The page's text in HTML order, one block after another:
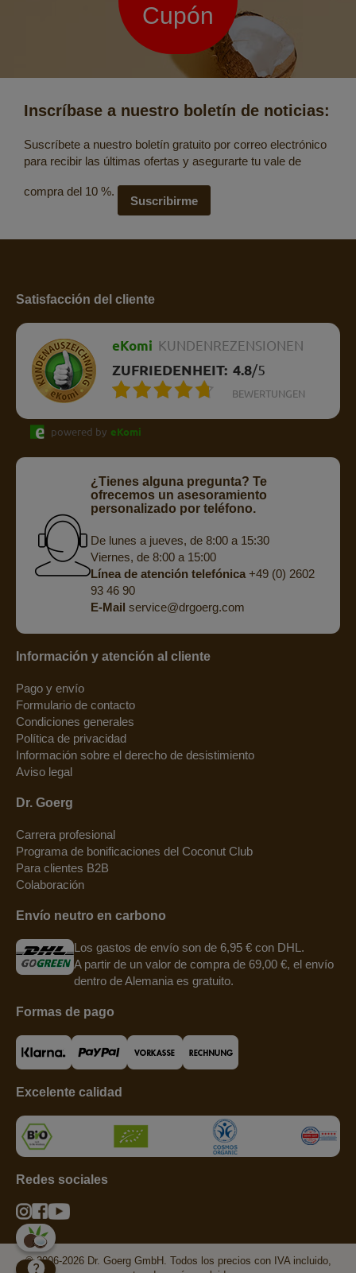
Cupón
Inscríbase a nuestro boletín de noticias:
Suscríbete a nuestro boletín gratuito por correo electrónico
para recibir las últimas ofertas y asegurarte tu vale de
compra del 10 %.
Suscribirme
Satisfacción del cliente
eKomi KUNDENREZENSIONEN
ZUFRIEDENHEIT: 4.8/5
BEWERTUNGEN
powered by eKomi
¿Tienes alguna pregunta? Te
ofrecemos un asesoramiento
personalizado por teléfono.
De lunes a jueves, de 8:00 a 15:30
Viernes, de 8:00 a 15:00
Línea de atención telefónica+49 (0) 2602
93 46 90
E-Mail service@drgoerg.com
Información y atención al cliente
Pago y envío
Formulario de contacto
Condiciones generales
Política de privacidad
Información sobre el derecho de desistimiento
Aviso legal
Dr. Goerg
Carrera profesional
Programa de bonificaciones del Coconut Club
Para clientes B2B
Colaboración
Envío neutro en carbono
Los gastos de envío son de 6,95 € con DHL.
A partir de un valor de compra de 69,00 €, el envío
dentro de Alemania es gratuito.
Formas de pago
Excelente calidad
Redes sociales
© 2006-2026 Dr. Goerg GmbH. Todos los precios con IVA incluido,